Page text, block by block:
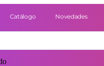
Catálogo Novedades